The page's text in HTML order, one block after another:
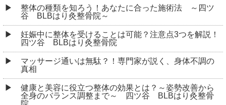
整体の種類を知ろう！あなたに合った施術法 ～四ツ
谷 BLBはり灸整骨院～
妊娠中に整体を受けることは可能？注意点3つを解説！
四ツ谷 BLBはり灸整骨院
マッサージ通いは無駄？！専門家が説く、身体不調の
真相
健康と美容に役立つ整体の効果とは？～姿勢改善から
全身のバランス調整まで～ 四ツ谷 BLBはり灸整骨